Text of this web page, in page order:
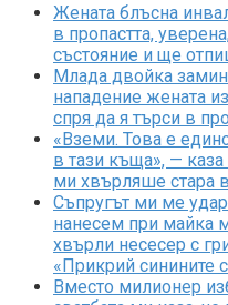
Жената блъсна
в пропастта,
състояние и ще
Млада двойка
нападение жената
спря да я търси в
«Вземи. Това е
в тази къща», —
ми хвърляше стара
Съпругът ми ме
нанесем при майка
хвърли несесер с
«Прикрий синините
Вместо милионер